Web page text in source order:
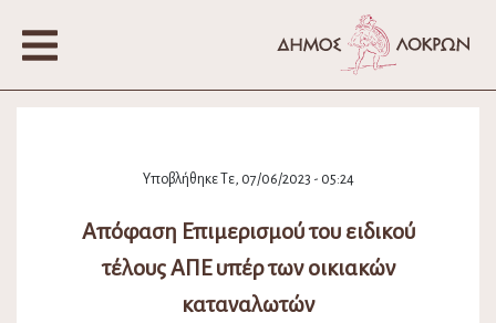
Υποβλήθηκε Τε, 07/06/2023 - 05:24
Απόφαση Επιμερισμού του ειδικού
τέλους ΑΠΕ υπέρ των οικιακών
καταναλωτών